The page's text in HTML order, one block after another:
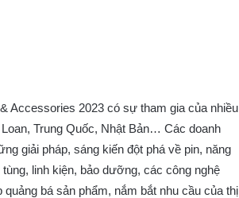
Accessories 2023 có sự tham gia của nhiều
Trung Quốc, Nhật Bản… Các doanh
giải pháp, sáng kiến đột phá về pin, năng
linh kiện, bảo dưỡng, các công nghệ
bá sản phẩm, nắm bắt nhu cầu của thị